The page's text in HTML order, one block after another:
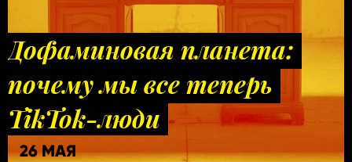
Дофаминовая планета:
почему мы все теперь
TikTok-люди
26 МАЯ